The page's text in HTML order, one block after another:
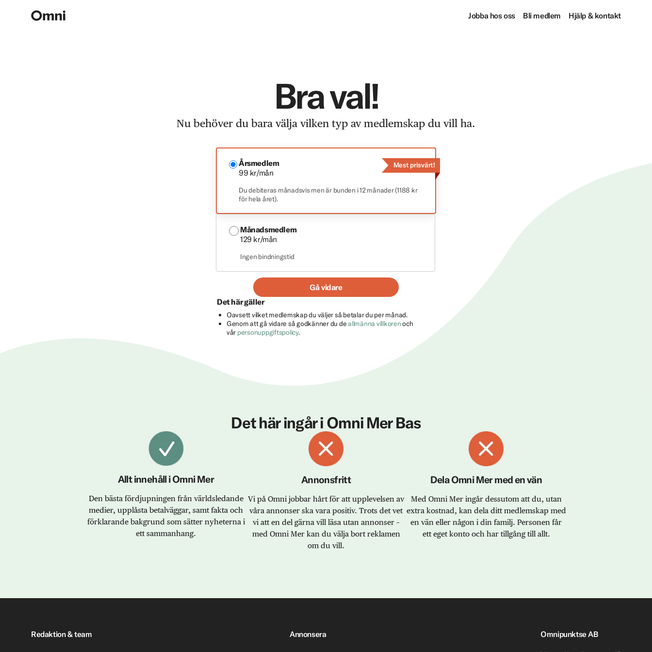
Jobba hos oss Bli medlem Hjälp & kontakt
Bra val!
Nu behöver du bara välja vilken typ av medlemskap du vill ha.
Årsmedlem
99 kr/mån
Du debiteras månadsvis men är bunden i 12 månader (1188 kr
för hela året).
Mest prisvärt!
Månadsmedlem
129 kr/mån
Ingen bindningstid
Gå vidare
Det här gäller
Oavsett vilket medlemskap du väljer så betalar du per månad.
Genom att gå vidare så godkänner du deallmänna villkorenoch
vår personuppgiftspolicy.
Det här ingår i Omni Mer Bas
Allt innehåll i Omni Mer
Den bästa fördjupningen från världsledande
medier, upplåsta betalväggar, samt fakta och
förklarande bakgrund som sätter nyheterna i
ett sammanhang.
Annonsfritt
Vi på Omni jobbar hårt för att upplevelsen av
våra annonser ska vara positiv. Trots det vet
vi att en del gärna vill läsa utan annonser –
med Omni Mer kan du välja bort reklamen
om du vill.
Dela Omni Mer med en vän
Med Omni Mer ingår dessutom att du, utan
extra kostnad, kan dela ditt medlemskap med
en vän eller någon i din familj. Personen får
ett eget konto och har tillgång till allt.
Redaktion & team Annonsera Omnipunktse AB